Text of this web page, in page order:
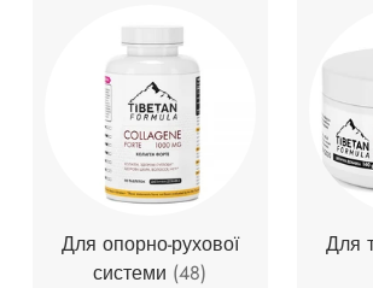
Для опорно-рухової
системи (48)
Для